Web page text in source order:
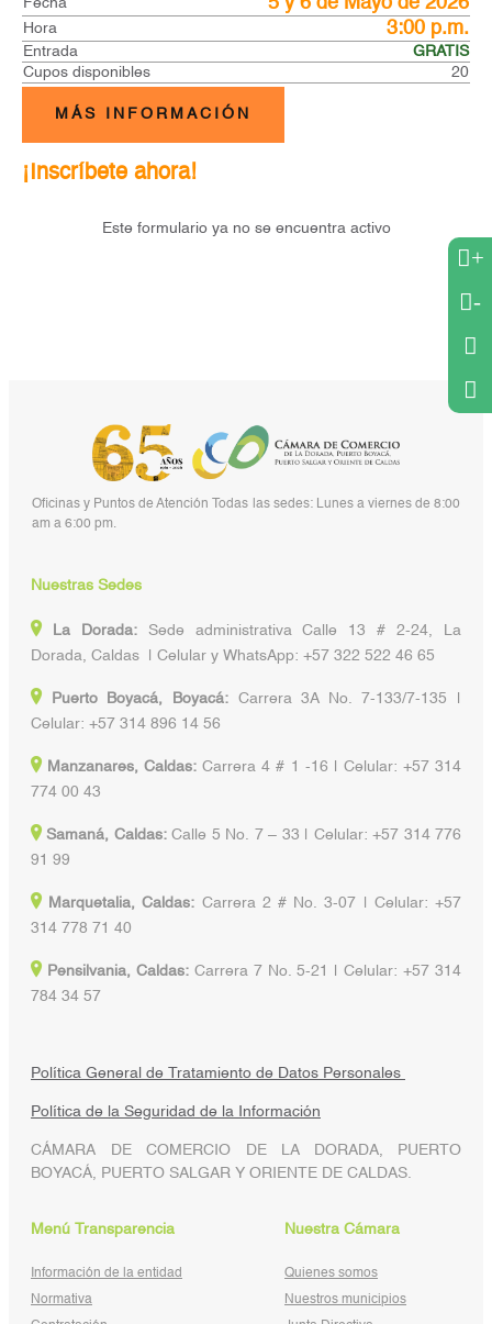
Fecha
Hora 3:00 p.m.
Entrada
GRATIS
Cupos disponibles
20
MÁS INFORMACIÓN
¡Inscríbete ahora!
Este formulario ya no se encuentra activo
+
-
Oficinas y Puntos de Atención Todas las sedes: Lunes a viernes de 8:00
am a 6:00 pm.
Nuestras Sedes
La Dorada:Sede administrativa Calle 13 # 2-24, La
Dorada, Caldas | Celular y WhatsApp: +57 322 522 46 65
Puerto Boyacá, Boyacá:Carrera 3A No. 7-133/7-135 |
Celular: +57 314 896 14 56
Manzanares, Caldas: Carrera 4 # 1 -16 | Celular: +57 314
774 00 43
Samaná, Caldas:Calle 5 No. 7 – 33 | Celular: +57 314 776
91 99
Marquetalia, Caldas: Carrera 2 # No. 3-07 | Celular: +57
314 778 71 40
Pensilvania, Caldas:Carrera 7 No. 5-21 | Celular: +57 314
784 34 57
Política General de Tratamiento de Datos Personales
Política de la Seguridad de la Información
CÁMARA DE COMERCIO DE LA DORADA, PUERTO
BOYACÁ, PUERTO SALGAR Y ORIENTE DE CALDAS.
Menú Transparencia
Información de la entidad
Normativa
Nuestra Cámara
Quienes somos
Nuestros municipios